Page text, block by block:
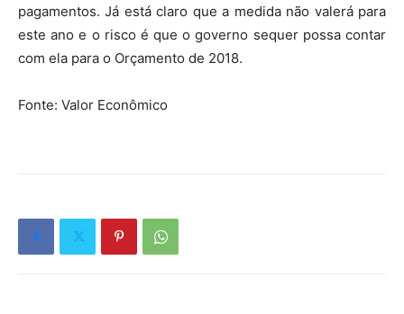
pagamentos. Já está claro que a medida não valerá para
este ano e o risco é que o governo sequer possa contar
com ela para o Orçamento de 2018.
Fonte: Valor Econômico